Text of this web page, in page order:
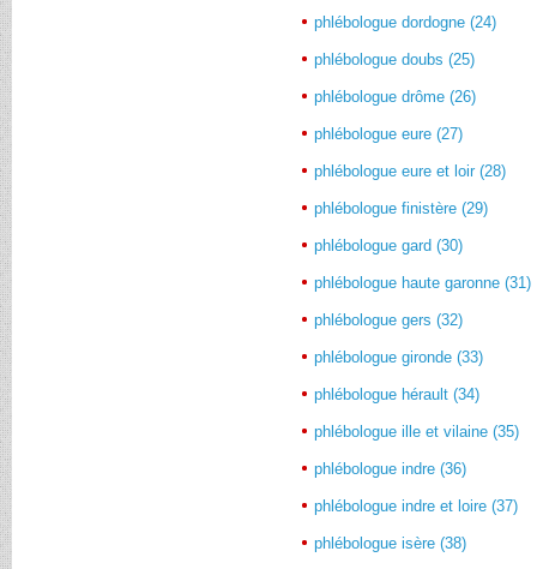
phlébologue dordogne (24)
phlébologue doubs (25)
phlébologue drôme (26)
phlébologue eure (27)
phlébologue eure et loir (28)
phlébologue finistère (29)
phlébologue gard (30)
phlébologue haute garonne (31)
phlébologue gers (32)
phlébologue gironde (33)
phlébologue hérault (34)
phlébologue ille et vilaine (35)
phlébologue indre (36)
phlébologue indre et loire (37)
phlébologue isère (38)